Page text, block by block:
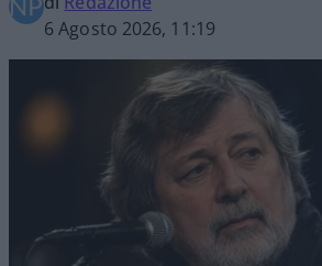
6 Agosto 2026, 11:19